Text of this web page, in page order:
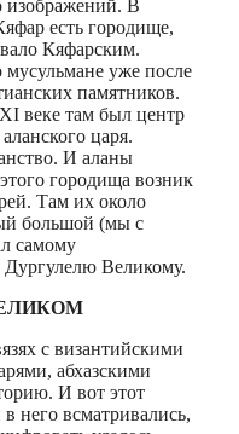
изображений. В
есть городище,
Кяфарским.
уже после
памятников.
веке там был центр
царя.
И аланы
городища возник
Там их около
большой (мы с
самому
Великому.
с византийскими
абхазскими
И вот этот
него всматривались,